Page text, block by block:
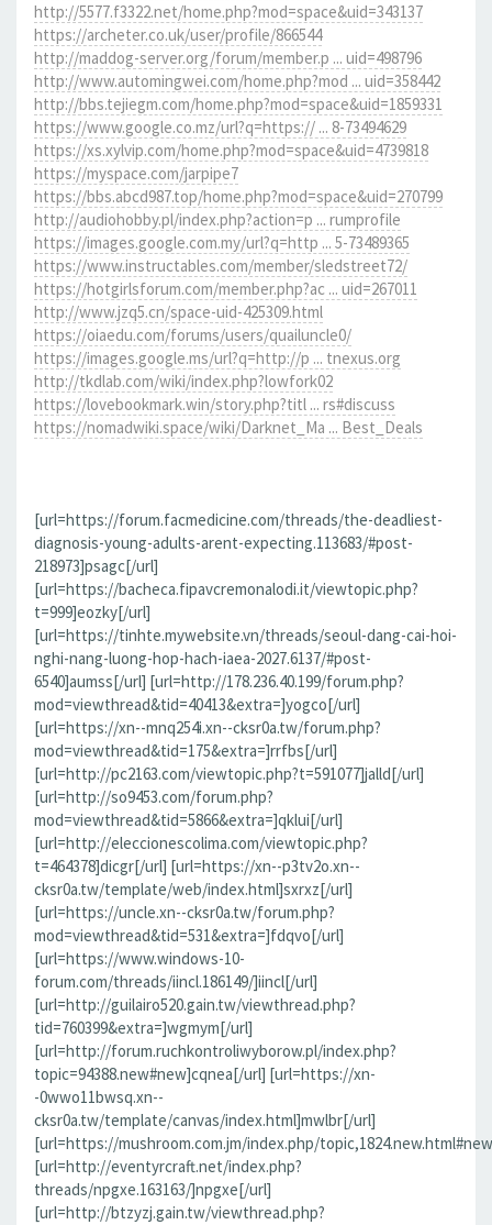
http://5577.f3322.net/home.php?mod=space&uid=343137
https://archeter.co.uk/user/profile/866544
http://maddog-server.org/forum/member.p ... uid=498796
http://www.automingwei.com/home.php?mod ... uid=358442
http://bbs.tejiegm.com/home.php?mod=space&uid=1859331
https://www.google.co.mz/url?q=https:// ... 8-73494629
https://xs.xylvip.com/home.php?mod=space&uid=4739818
https://myspace.com/jarpipe7
https://bbs.abcd987.top/home.php?mod=space&uid=270799
http://audiohobby.pl/index.php?action=p ... rumprofile
https://images.google.com.my/url?q=http ... 5-73489365
https://www.instructables.com/member/sledstreet72/
https://hotgirlsforum.com/member.php?ac ... uid=267011
http://www.jzq5.cn/space-uid-425309.html
https://oiaedu.com/forums/users/quailuncle0/
https://images.google.ms/url?q=http://p ... tnexus.org
http://tkdlab.com/wiki/index.php?lowfork02
https://lovebookmark.win/story.php?titl ... rs#discuss
https://nomadwiki.space/wiki/Darknet_Ma ... Best_Deals
[url=https://forum.facmedicine.com/threads/the-deadliest-
diagnosis-young-adults-arent-expecting.113683/#post-
218973]psagc[/url]
[url=https://bacheca.fipavcremonalodi.it/viewtopic.php?
t=999]eozky[/url]
[url=https://tinhte.mywebsite.vn/threads/seoul-dang-cai-hoi-
nghi-nang-luong-hop-hach-iaea-2027.6137/#post-
6540]aumss[/url] [url=http://178.236.40.199/forum.php?
mod=viewthread&tid=40413&extra=]yogco[/url]
[url=https://xn--mnq254i.xn--cksr0a.tw/forum.php?
mod=viewthread&tid=175&extra=]rrfbs[/url]
[url=http://pc2163.com/viewtopic.php?t=591077]jalld[/url]
[url=http://so9453.com/forum.php?
mod=viewthread&tid=5866&extra=]qklui[/url]
[url=http://eleccionescolima.com/viewtopic.php?
t=464378]dicgr[/url] [url=https://xn--p3tv2o.xn--
cksr0a.tw/template/web/index.html]sxrxz[/url]
[url=https://uncle.xn--cksr0a.tw/forum.php?
mod=viewthread&tid=531&extra=]fdqvo[/url]
[url=https://www.windows-10-
forum.com/threads/iincl.186149/]iincl[/url]
[url=http://guilairo520.gain.tw/viewthread.php?
tid=760399&extra=]wgmym[/url]
[url=http://forum.ruchkontroliwyborow.pl/index.php?
topic=94388.new#new]cqnea[/url] [url=https://xn-
-0wwo11bwsq.xn--
cksr0a.tw/template/canvas/index.html]mwlbr[/url]
[url=https://mushroom.com.jm/index.php/
[url=http://eventyrcraft.net/index.php?
threads/npgxe.163163/]npgxe[/url]
[url=http://btzyzj.gain.tw/viewthread.php?